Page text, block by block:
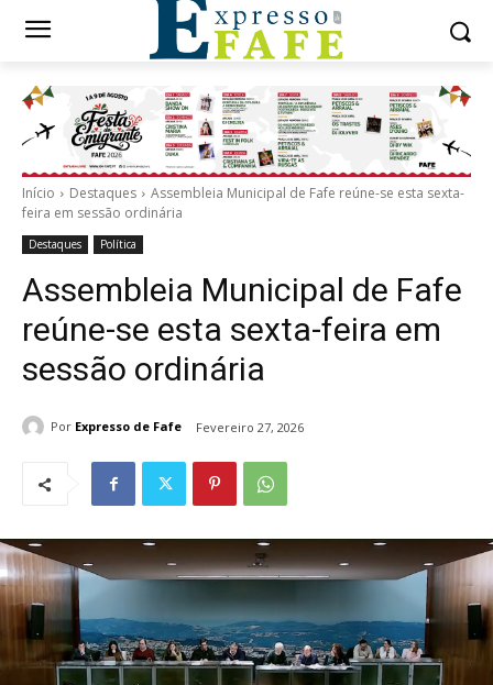
Início Destaques
Assembleia Municipal de Fafe reúne-se esta sexta-
feira em sessão ordinária
Destaques Política
Assembleia Municipal de Fafe
reúne-se esta sexta-feira em
sessão ordinária
Por Expresso de Fafe Fevereiro 27, 2026